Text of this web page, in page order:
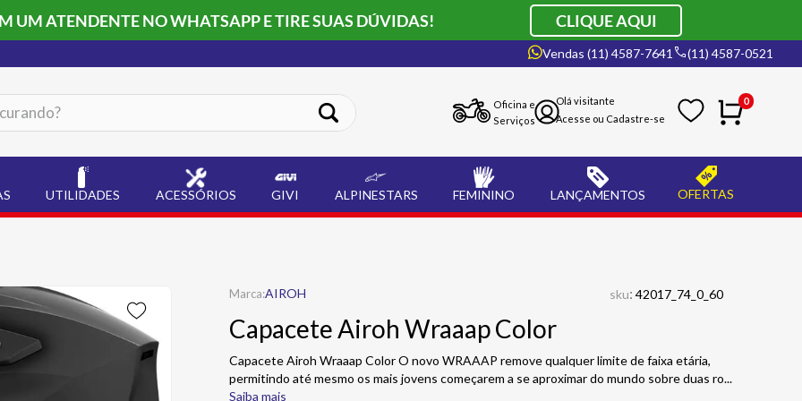
UM ATENDENTE NO WHATSAPP E TIRE SUAS DÚVIDAS! CLIQUE AQUI
Vendas (11) 4587-7641 (11) 4587-0521
Oficina e
Serviços
0
UTILIDADES ACESSÓRIOS GIVI ALPINESTARS FEMININO LANÇAMENTOS OFERTAS
AIROH sku: 42017_74_0_60
Capacete Airoh Wraaap Color
Capacete Airoh Wraaap Color O novo WRAAAP remove qualquer limite de faixa etária,
permitindo até mesmo os mais jovens começarem a se aproximar do mundo sobre duas ro...
Saiba mais